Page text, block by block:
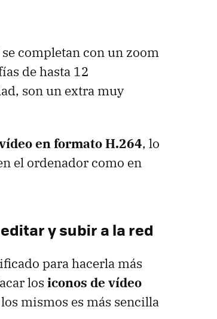
se completan con un zoom
de hasta 12
son un extra muy
en formato H.264, lo
el ordenador como en
y subir a la red
para hacerla más
los iconos de vídeo
mismos es más sencilla